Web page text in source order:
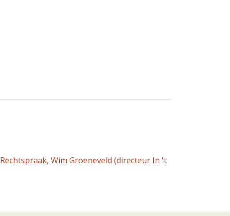
Rechtspraak,Wim Groeneveld (directeur In 't